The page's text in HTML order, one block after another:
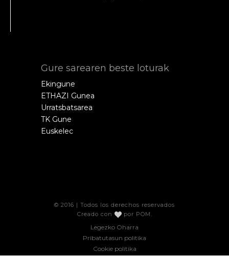
Gure sarearen beste loturak
Ekingune
ETHAZI Gunea
Urratsbatsarea
TK Gune
Euskelec
© 2016 | Todos los derechos reservados
Creado con
por POM .
Legezko Oharra
Pribatutasun politika
Cookie politika